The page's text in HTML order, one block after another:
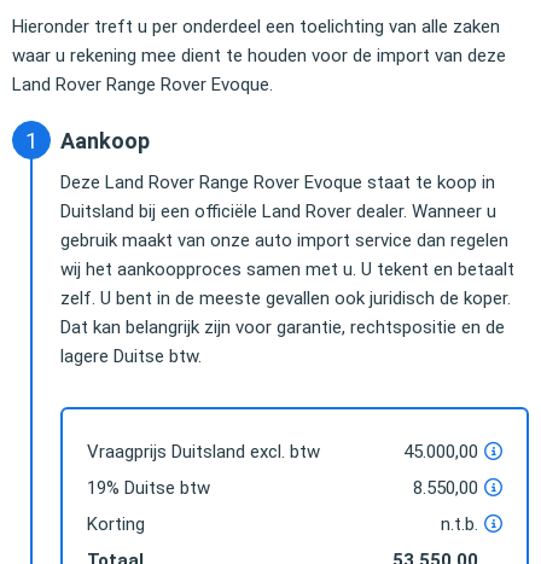
Hieronder treft u per onderdeel een toelichting van alle zaken
waar u rekening mee dient te houden voor de import van deze
Land Rover Range Rover Evoque.
Aankoop
Deze Land Rover Range Rover Evoque staat te koop in
Duitsland bij een officiële Land Rover dealer. Wanneer u
gebruik maakt van onze auto import service dan regelen
wij het aankoopproces samen met u. U tekent en betaalt
zelf. U bent in de meeste gevallen ook juridisch de koper.
Dat kan belangrijk zijn voor garantie, rechtspositie en de
lagere Duitse btw.
Vraagprijs Duitsland excl. btw
45.000,00
19% Duitse btw
8.550,00
Korting
n.t.b.